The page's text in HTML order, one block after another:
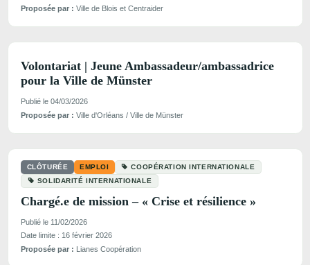
Proposée par : Ville de Blois et Centraider
Volontariat | Jeune Ambassadeur/ambassadrice
pour la Ville de Münster
Publié le 04/03/2026
Proposée par : Ville d'Orléans / Ville de Münster
CLÔTURÉE EMPLOI
COOPÉRATION INTERNATIONALE
SOLIDARITÉ INTERNATIONALE
Chargé.e de mission – « Crise et résilience »
Publié le 11/02/2026
Date limite : 16 février 2026
Proposée par : Lianes Coopération